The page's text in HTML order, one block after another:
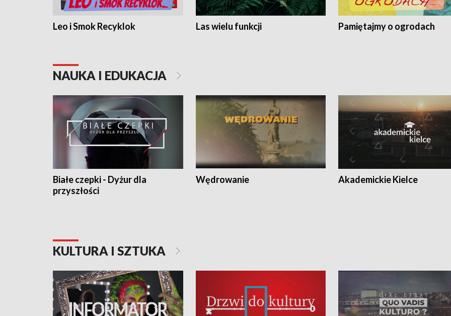
Leo i Smok Recyklok Las wielu funkcji Pamiętajmy o ogrodach
NAUKA I EDUKACJA
Białe czepki - Dyżur dla
przyszłości
Wędrowanie Akademickie Kielce
KULTURA I SZTUKA